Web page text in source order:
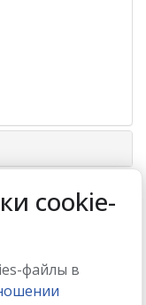
cookie-
файлы в